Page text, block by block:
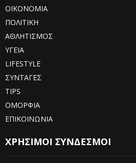
ΟΙΚΟΝΟΜΙΑ
ΠΟΛΙΤΙΚΗ
ΑΘΛΗΤΙΣΜΟΣ
ΥΓΕΙΑ
LIFESTYLE
ΣΥΝΤΑΓΕΣ
TIPS
ΟΜΟΡΦΙΑ
ΕΠΙΚΟΙΝΩΝΙΑ
ΧΡΗΣΙΜΟΙ ΣΥΝΔΕΣΜΟΙ